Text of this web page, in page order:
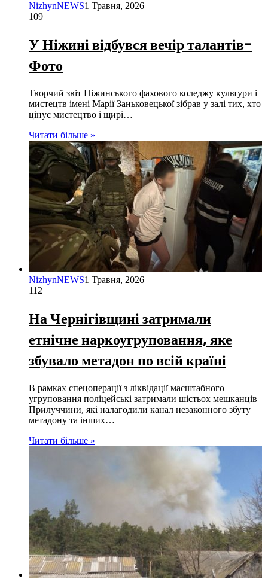
NizhynNEWS1 Травня, 2026
109
У Ніжині відбувся вечір талантів-
Фото
Творчий звіт Ніжинського фахового коледжу культури і
мистецтв імені Марії Заньковецької зібрав у залі тих, хто
цінує мистецтво і щирі…
Читати більше »
NizhynNEWS1 Травня, 2026
112
На Чернігівщині затримали
етнічне наркоугруповання, яке
збувало метадон по всій країні
В рамках спецоперації з ліквідації масштабного
угруповання поліцейські затримали шістьох мешканців
Прилуччини, які налагодили канал незаконного збуту
метадону та інших…
Читати більше »